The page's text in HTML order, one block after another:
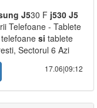
J530 F j530 J5
Telefoane - Tablete
si tablete
Sectorul 6 Azi
17.06|09:12